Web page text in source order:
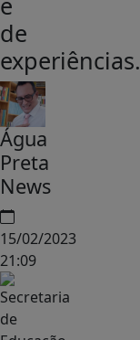
de
experiências.
Água
Preta
News
15/02/2023
21:09